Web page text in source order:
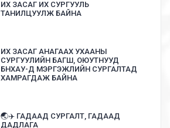
ИХ ЗАСАГ ИХ СУРГУУЛЬ
ТАНИЛЦУУЛЖ БАЙНА
ИХ ЗАСАГ АНАГААХ УХААНЫ
СУРГУУЛИЙН БАГШ, ОЮУТНУУД
БНХАУ-Д МЭРГЭЖЛИЙН СУРГАЛТАД
ХАМРАГДАЖ БАЙНА
🌏✈️ ГАДААД СУРГАЛТ, ГАДААД
ДАДЛАГА